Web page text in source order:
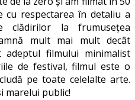
cu respectarea în detaliu a
clădirilor la frumusețea
mult mai mult decât
filmului minimalist
de festival, filmul este o
pe toate celelalte arte.
marelui public!